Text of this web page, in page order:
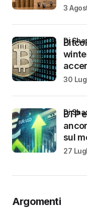
3
di
30
BTP
sul
di
27
Argomenti